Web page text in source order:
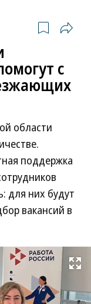
с
области
поддержка
для них будут
вакансий в
Развернуть